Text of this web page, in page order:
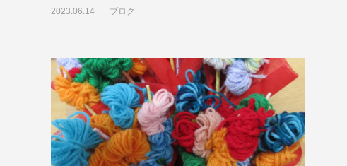
にいきましょう！！🍀🍀🍀🍀🍀🍀🍀🍀🍀
2023.06.14 ブログ